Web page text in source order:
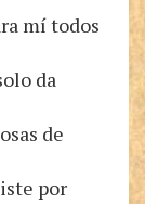
mí todos
da
de
por